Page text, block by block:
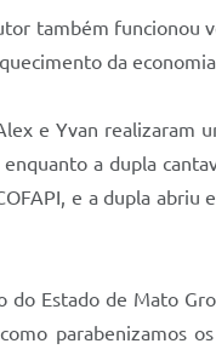
também funcionou
da
e Yvan
a dupla
e a dupla
Estado de Mato